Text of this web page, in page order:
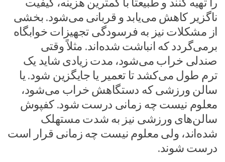
ناگزیر کاهش می‌یابد و قربانی می‌شود. بخشی
از مشکلات نیز به فرسودگی تجهیزات خوابگاه
برمی‌گردد که انباشت شده‌اند. مثلاً وقتی
صندلی خراب می‌شود، مدت زیادی شاید یک
ترم طول می‌کشد تا تعمیر یا جایگزین شود. یا
سالن ورزشی که دستگاهش خراب می‌شود،
معلوم نیست چه زمانی درست شود. کفپوش
سالن‌های ورزشی نیز به شدت مستهلک
شده‌اند، ولی معلوم نیست چه زمانی قرار است
درست شوند.